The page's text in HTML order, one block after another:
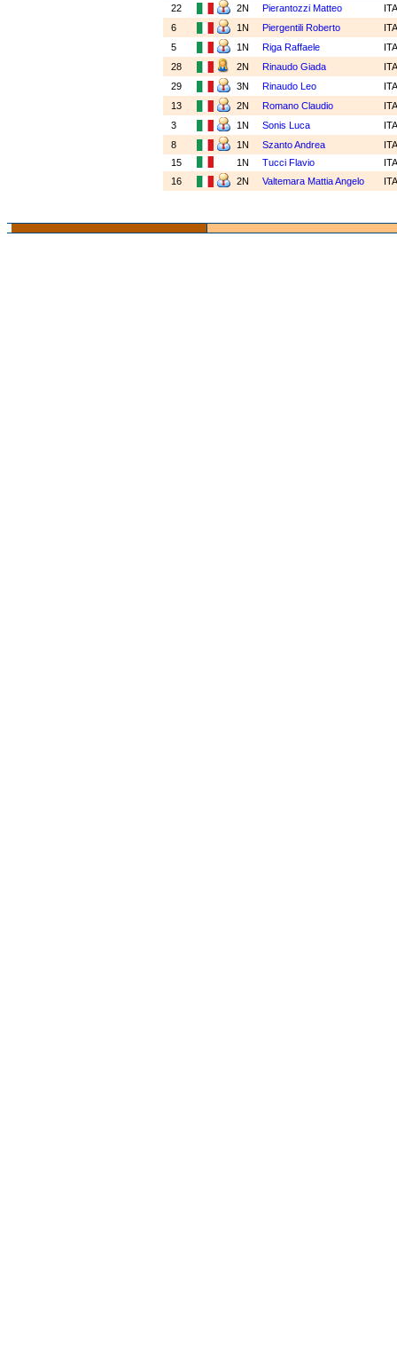
22
2N Pierantozzi Matteo
6
1N Piergentili Roberto
5
1N Riga Raffaele
28
2N Rinaudo Giada
29
3N Rinaudo Leo
13
2N Romano Claudio
3
1N Sonis Luca
8
1N Szanto Andrea
15
1N Tucci Flavio
16
2N Valtemara Mattia Angelo